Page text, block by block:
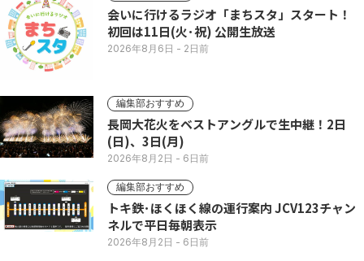
会いに行けるラジオ「まちスタ」スタート！
初回は11日(火･祝) 公開生放送
2026年8月6日 - 2日前
編集部おすすめ
長岡大花火をベストアングルで生中継！2日
(日)、3日(月)
2026年8月2日 - 6日前
編集部おすすめ
トキ鉄･ほくほく線の運行案内 JCV123チャン
ネルで平日毎朝表示
2026年8月2日 - 6日前